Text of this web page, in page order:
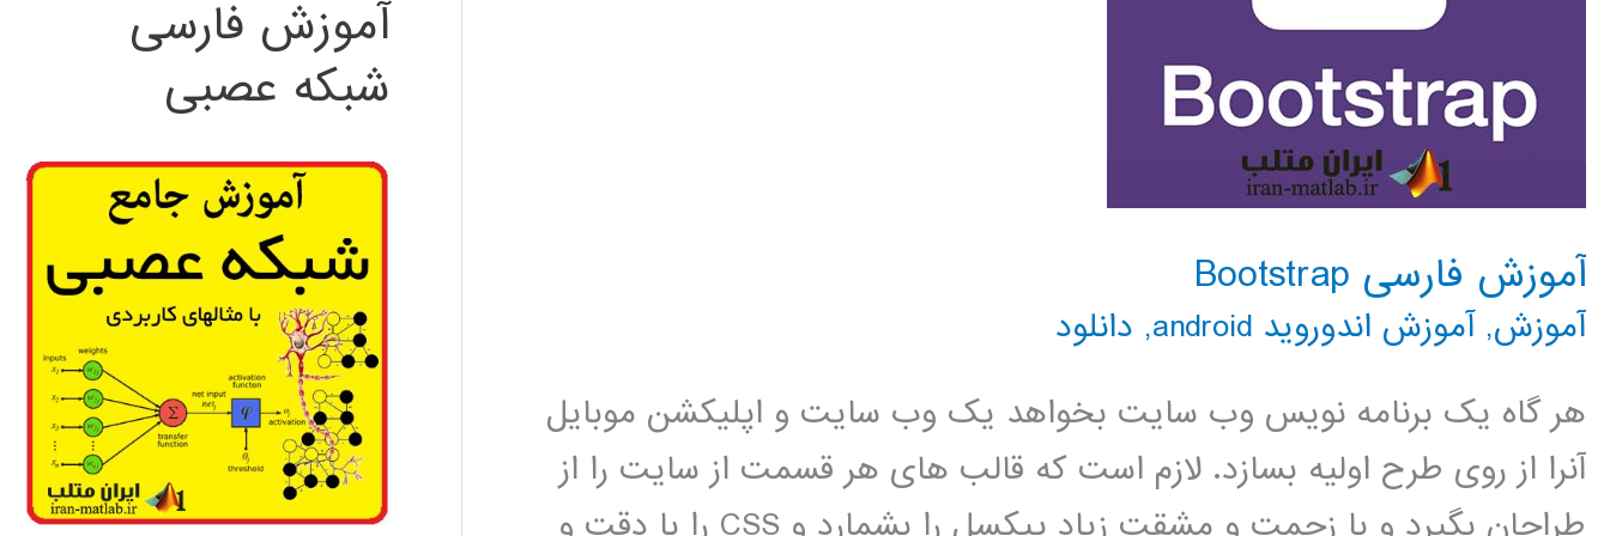
آموزش فارسی Bootstrap
آموزش,آموزش اندوروید android , دانلود
هر گاه یک برنامه نویس وب سایت بخواهد یک وب سایت و اپلیکشن موبایل
آنرا از روی طرح اولیه بسازد. لازم است که قالب های هر قسمت از سایت را از
طراحان بگیرد و با زحمت و مشقت زیاد پیکسل را بشمارد و CSS را با دقت و
آموزش فارسی
شبکه عصبی